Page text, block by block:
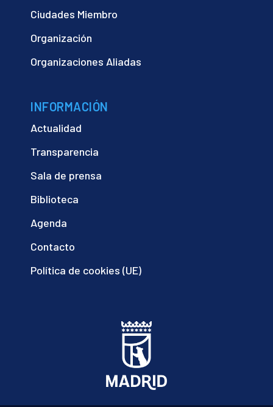
Ciudades Miembro
Organización
Organizaciones Aliadas
INFORMACIÓN
Actualidad
Transparencia
Sala de prensa
Biblioteca
Agenda
Contacto
Política de cookies (UE)